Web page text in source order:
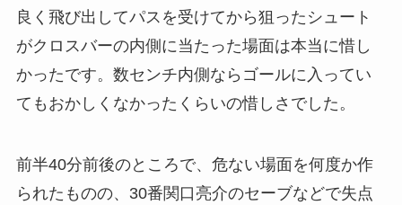
良く飛び出してパスを受けてから狙ったシュート
がクロスバーの内側に当たった場面は本当に惜し
かったです。数センチ内側ならゴールに入ってい
てもおかしくなかったくらいの惜しさでした。
前半40分前後のところで、危ない場面を何度か作
られたものの、30番関口亮介のセーブなどで失点